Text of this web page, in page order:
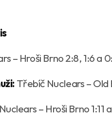
– Hroši Brno 2:8, 1:6 a
Třebíč Nuclears – Old
– Hroši Brno 1:11